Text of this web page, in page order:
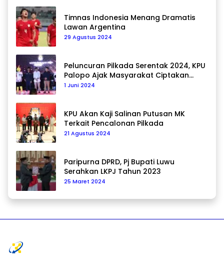
Timnas Indonesia Menang Dramatis
Lawan Argentina
29 Agustus 2024
Peluncuran Pilkada Serentak 2024, KPU
Palopo Ajak Masyarakat Ciptakan
Pilkada Damai
1 Juni 2024
KPU Akan Kaji Salinan Putusan MK
Terkait Pencalonan Pilkada
21 Agustus 2024
Paripurna DPRD, Pj Bupati Luwu
Serahkan LKPJ Tahun 2023
25 Maret 2024